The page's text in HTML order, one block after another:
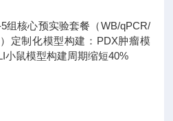
组核心预实验套餐（WB/qPCR/
定制化模型构建：PDX肿瘤模
小鼠模型构建周期缩短40%